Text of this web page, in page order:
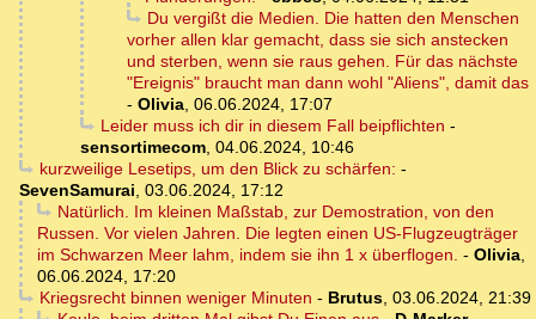
Du vergißt die Medien. Die hatten den Menschen
vorher allen klar gemacht, dass sie sich anstecken
und sterben, wenn sie raus gehen. Für das nächste
"Ereignis" braucht man dann wohl "Aliens", damit das
- Olivia, 06.06.2024, 17:07
Leider muss ich dir in diesem Fall beipflichten -
sensortimecom, 04.06.2024, 10:46
kurzweilige Lesetips, um den Blick zu schärfen: -
SevenSamurai, 03.06.2024, 17:12
Natürlich. Im kleinen Maßstab, zur Demostration, von den
Russen. Vor vielen Jahren. Die legten einen US-Flugzeugträger
im Schwarzen Meer lahm, indem sie ihn 1 x überflogen. - Olivia,
06.06.2024, 17:20
Kriegsrecht binnen weniger Minuten - Brutus, 03.06.2024, 21:39